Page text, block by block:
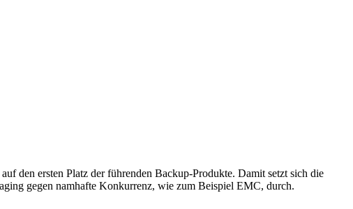
den ersten Platz der führenden Backup-Produkte. Damit setzt sich die
gegen namhafte Konkurrenz, wie zum Beispiel EMC, durch.